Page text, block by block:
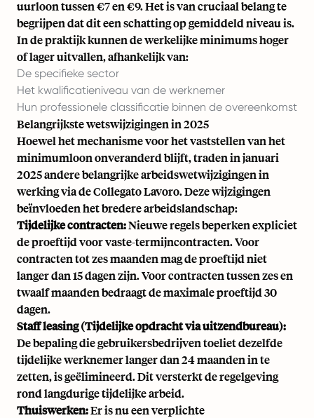
uurloon tussen €7 en €9. Het is van cruciaal belang te
begrijpen dat dit een schatting op gemiddeld niveau is.
In de praktijk kunnen de werkelijke minimums hoger
of lager uitvallen, afhankelijk van:
De specifieke sector
Het kwalificatieniveau van de werknemer
Hun professionele classificatie binnen de overeenkomst
Belangrijkste wetswijzigingen in 2025
Hoewel het mechanisme voor het vaststellen van het
minimumloon onveranderd blijft, traden in januari
2025 andere belangrijke arbeidswetwijzigingen in
werking via deCollegato Lavoro. Deze wijzigingen
beïnvloeden het bredere arbeidslandschap:
Tijdelijke contracten:Nieuwe regels beperken expliciet
de proeftijd voor vaste-termijncontracten. Voor
contracten tot zes maanden mag de proeftijd niet
langer dan 15 dagen zijn. Voor contracten tussen zes en
twaalf maanden bedraagt de maximale proeftijd 30
dagen.
Staff leasing (Tijdelijke opdracht via uitzendbureau):
De bepaling die gebruikersbedrijven toeliet dezelfde
tijdelijke werknemer langer dan 24 maanden in te
zetten, is geëlimineerd. Dit versterkt de regelgeving
rond langdurige tijdelijke arbeid.
Thuiswerken:Er is nu een verplichte